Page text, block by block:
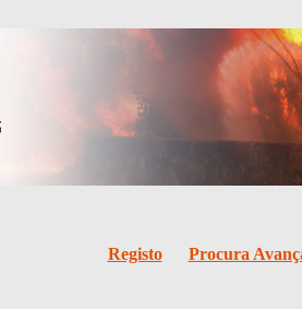
Registo Procura